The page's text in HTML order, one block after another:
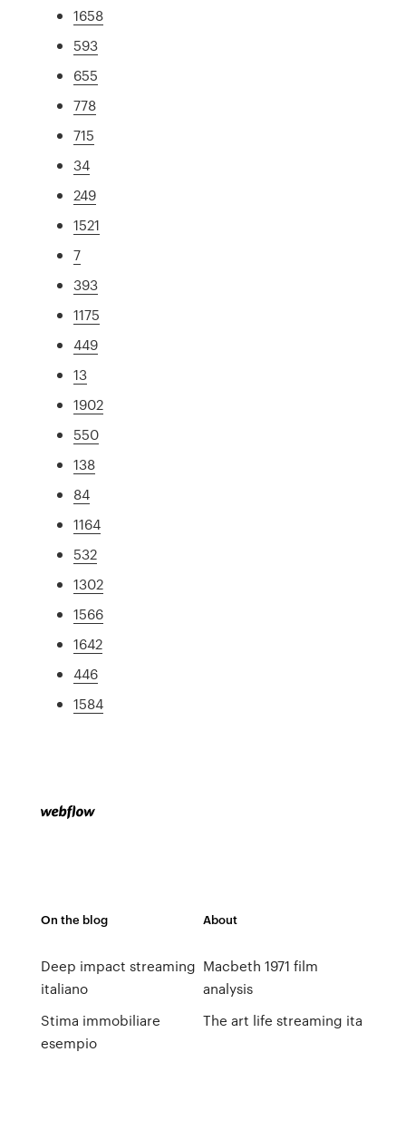
1658
593
655
778
715
34
249
1521
7
393
1175
449
13
1902
550
138
84
1164
532
1302
1566
1642
446
1584
On the blog
Deep impact streaming
italiano
Stima immobiliare
esempio
About
Macbeth 1971 film
analysis
The art life streaming ita